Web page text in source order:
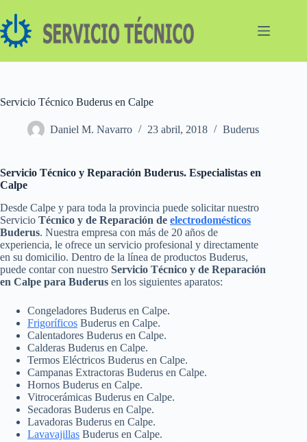
al
contenido
Servicio Técnico Buderus en Calpe
Daniel M. Navarro 23 abril, 2018 Buderus
Servicio Técnico y Reparación Buderus. Especialistas en
Calpe
Desde Calpe y para toda la provincia puede solicitar nuestro
Servicio Técnico y de Reparación de electrodomésticos
Buderus. Nuestra empresa con más de 20 años de
experiencia, le ofrece un servicio profesional y directamente
en su domicilio. Dentro de la línea de productos Buderus,
puede contar con nuestro Servicio Técnico y de Reparación
en Calpe para Buderus en los siguientes aparatos:
Congeladores Buderus en Calpe.
Frigoríficos Buderus en Calpe.
Calentadores Buderus en Calpe.
Calderas Buderus en Calpe.
Termos Eléctricos Buderus en Calpe.
Campanas Extractoras Buderus en Calpe.
Hornos Buderus en Calpe.
Vitrocerámicas Buderus en Calpe.
Secadoras Buderus en Calpe.
Lavadoras Buderus en Calpe.
Lavavajillas Buderus en Calpe.